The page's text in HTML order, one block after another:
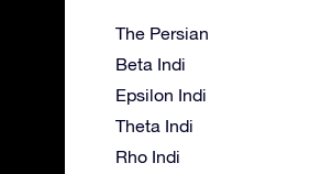
The Persian
Beta Indi
Epsilon Indi
Theta Indi
Rho Indi